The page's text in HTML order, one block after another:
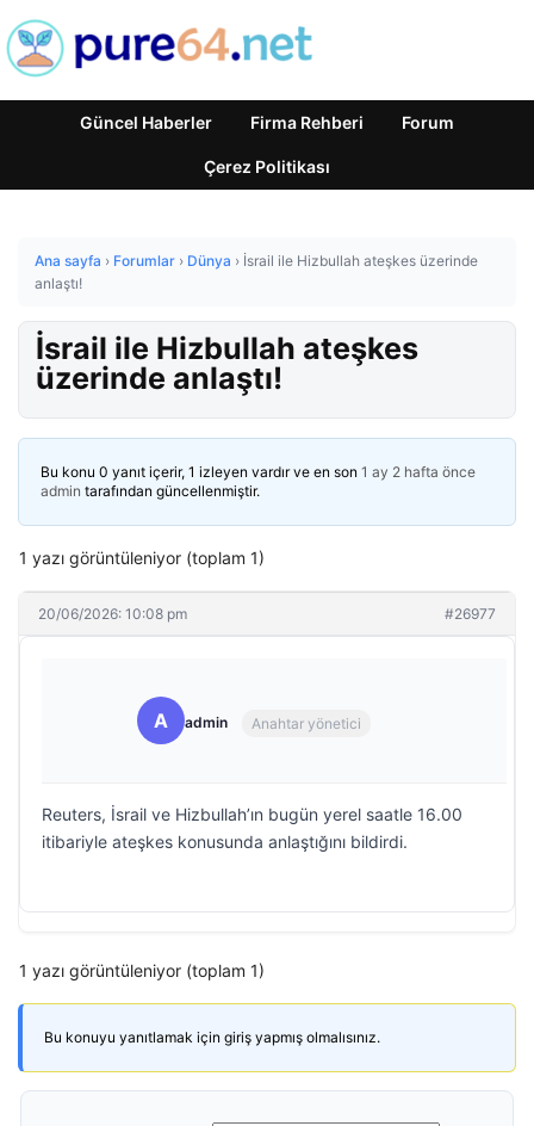
Güncel Haberler Firma Rehberi Forum
Çerez Politikası
Ana sayfa › Forumlar › Dünya › İsrail ile Hizbullah ateşkes üzerinde
anlaştı!
İsrail ile Hizbullah ateşkes
üzerinde anlaştı!
Bu konu 0 yanıt içerir, 1 izleyen vardır ve en son 1 ay 2 hafta önce
admin tarafından güncellenmiştir.
1 yazı görüntüleniyor (toplam 1)
20/06/2026: 10:08 pm #26977
A admin Anahtar yönetici
Reuters, İsrail ve Hizbullah’ın bugün yerel saatle 16.00
itibariyle ateşkes konusunda anlaştığını bildirdi.
1 yazı görüntüleniyor (toplam 1)
Bu konuyu yanıtlamak için giriş yapmış olmalısınız.